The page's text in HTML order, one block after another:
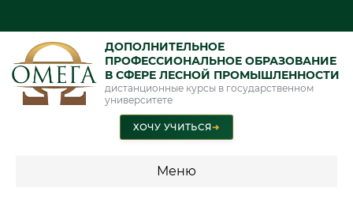
ДОПОЛНИТЕЛЬНОЕ
ПРОФЕССИОНАЛЬНОЕ ОБРАЗОВАНИЕ
В СФЕРЕ ЛЕСНОЙ ПРОМЫШЛЕННОСТИ
дистанционные курсы в государственном
университете
ХОЧУ УЧИТЬСЯ➜
Меню